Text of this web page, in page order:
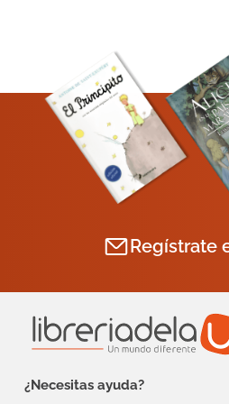
Regístrate
¿Necesitas ayuda?